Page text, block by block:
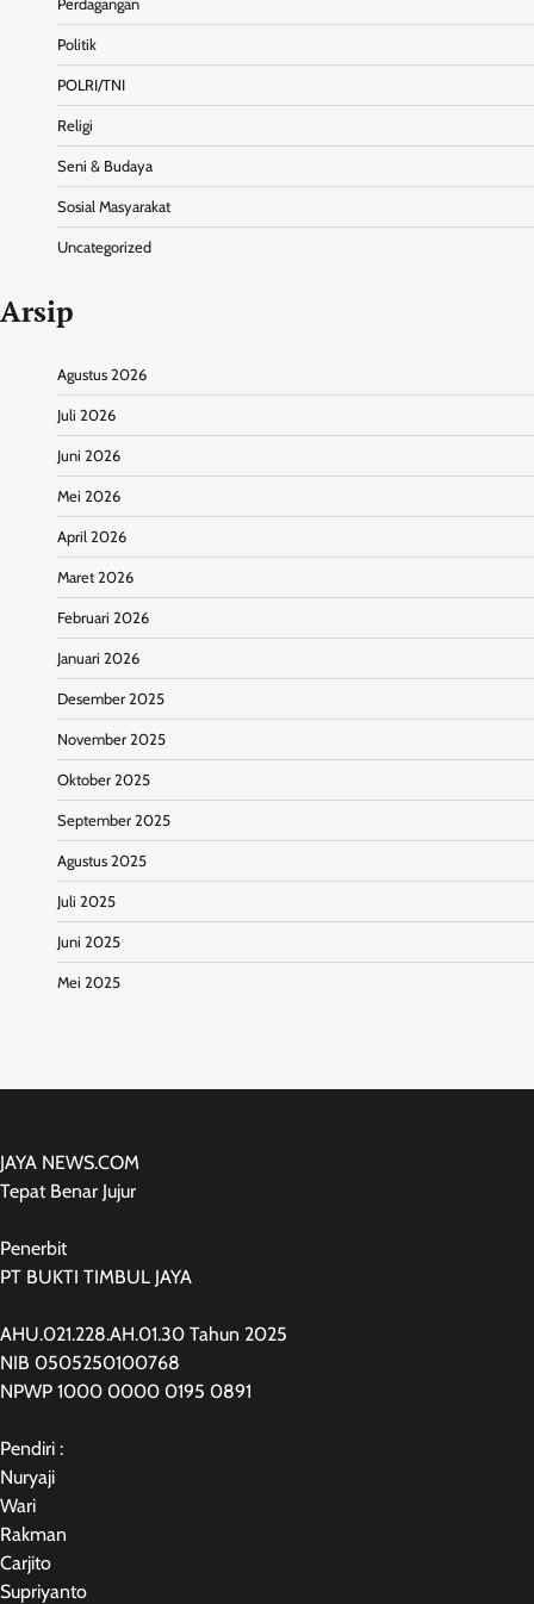
Perdagangan
Politik
POLRI/TNI
Religi
Seni & Budaya
Sosial Masyarakat
Uncategorized
Arsip
Agustus 2026
Juli 2026
Juni 2026
Mei 2026
April 2026
Maret 2026
Februari 2026
Januari 2026
Desember 2025
November 2025
Oktober 2025
September 2025
Agustus 2025
Juli 2025
Juni 2025
Mei 2025
JAYA NEWS.COM
Tepat Benar Jujur
Penerbit
PT BUKTI TIMBUL JAYA
AHU.021.228.AH.01.30 Tahun 2025
NIB 0505250100768
NPWP 1000 0000 0195 0891
Pendiri :
Nuryaji
Wari
Rakman
Carjito
Supriyanto